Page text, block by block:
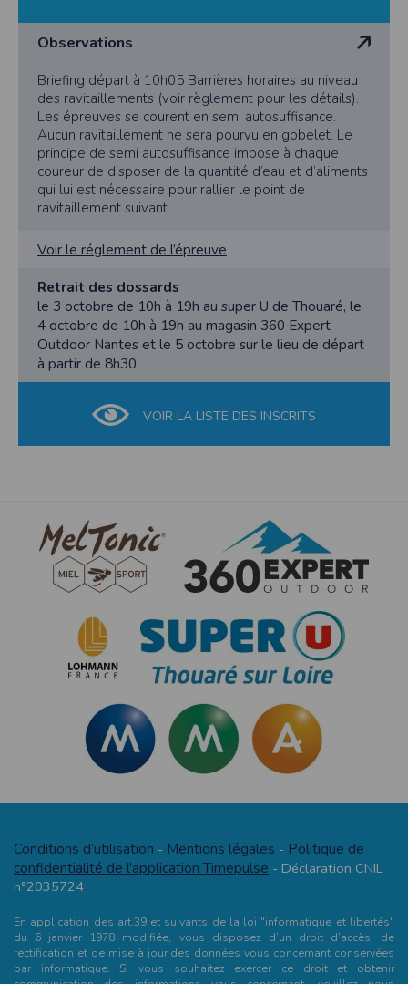
Observations
Briefing départ à 10h05 Barrières horaires au niveau
des ravitaillements (voir règlement pour les détails).
Les épreuves se courent en semi autosuffisance.
Aucun ravitaillement ne sera pourvu en gobelet. Le
principe de semi autosuffisance impose à chaque
coureur de disposer de la quantité d’eau et d’aliments
qui lui est nécessaire pour rallier le point de
ravitaillement suivant.
Voir le réglement de l’épreuve
Retrait des dossards
le 3 octobre de 10h à 19h au super U de Thouaré, le
4 octobre de 10h à 19h au magasin 360 Expert
Outdoor Nantes et le 5 octobre sur le lieu de départ
à partir de 8h30.
VOIR LA LISTE DES INSCRITS
Conditions d’utilisation - Mentions légales - Politique de
confidentialité de l'application Timepulse - Déclaration CNIL
n°2035724
En application des art.39 et suivants de la loi "informatique et libertés"
du 6 janvier 1978 modifiée, vous disposez d’un droit d’accès, de
rectification et de mise à jour des données vous concernant conservées
par informatique. Si vous souhaitez exercer ce droit et obtenir